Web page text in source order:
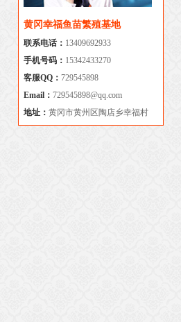
黄冈幸福鱼苗繁殖基地
联系电话： 13409692933
手机号码： 15342433270
客服QQ： 729545898
Email： 729545898@qq.com
地址： 黄冈市黄州区陶店乡幸福村